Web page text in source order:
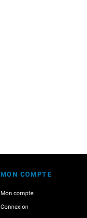
MON COMPTE
Mon compte
Connexion